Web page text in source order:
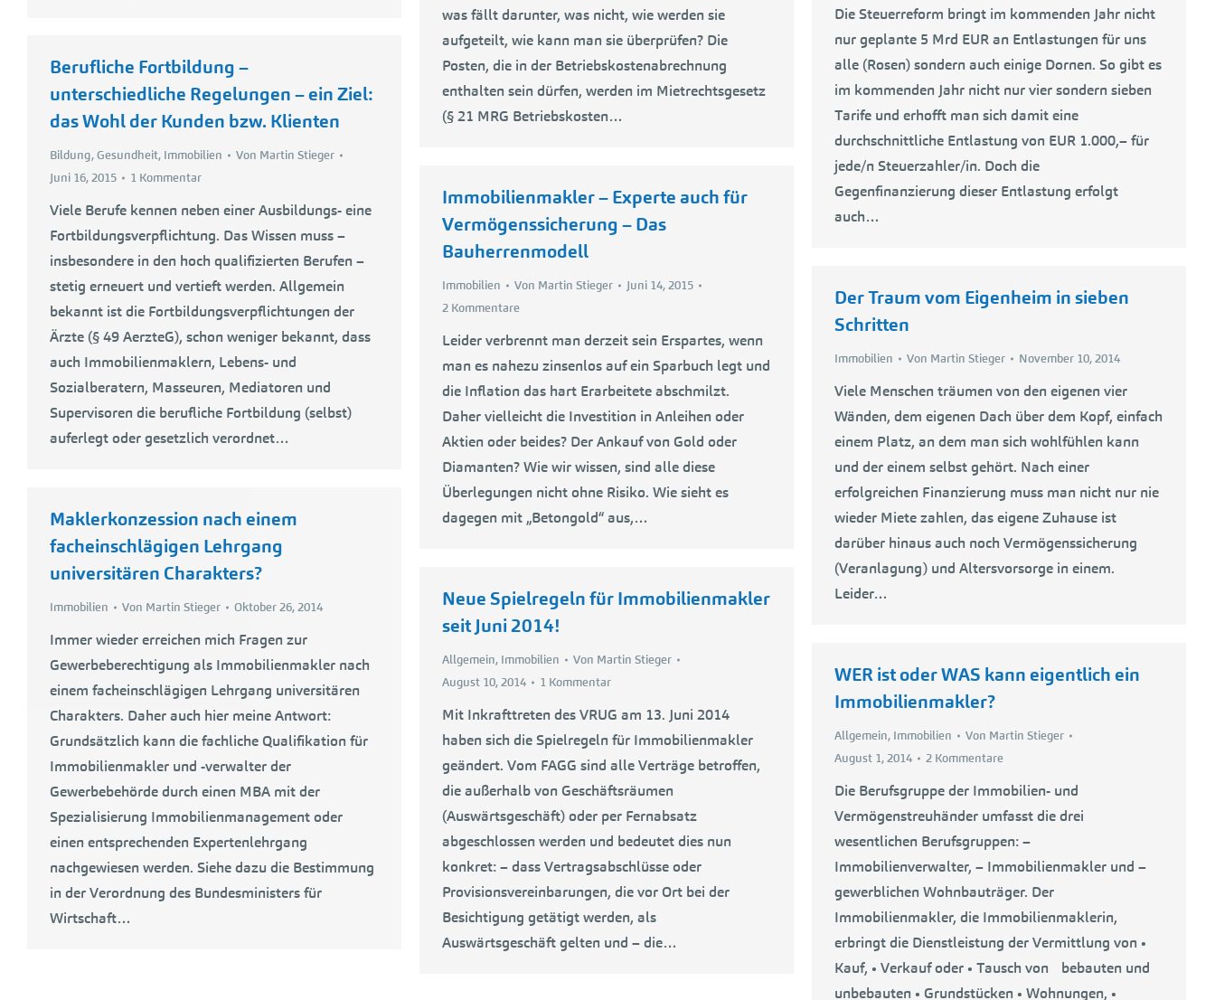
Die Steuerreform bringt im kommenden Jahr nicht
nur geplante 5 Mrd EUR an Entlastungen für uns
alle (Rosen) sondern auch einige Dornen. So gibt es
im kommenden Jahr nicht nur vier sondern sieben
Tarife und erhofft man sich damit eine
durchschnittliche Entlastung von EUR 1.000,– für
jede/n Steuerzahler/in. Doch die
Gegenfinanzierung dieser Entlastung erfolgt
auch…
was fällt darunter, was nicht, wie werden sie
aufgeteilt, wie kann man sie überprüfen? Die
Posten, die in der Betriebskostenabrechnung
enthalten sein dürfen, werden im Mietrechtsgesetz
(§ 21 MRG Betriebskosten…
Berufliche Fortbildung –
unterschiedliche Regelungen – ein Ziel:
das Wohl der Kunden bzw. Klienten
Bildung,Gesundheit, Immobilien Von Martin Stieger
Juni 16, 2015
1 Kommentar
Viele Berufe kennen neben einer Ausbildungs- eine
Fortbildungsverpflichtung. Das Wissen muss –
insbesondere in den hoch qualifizierten Berufen –
stetig erneuert und vertieft werden. Allgemein
bekannt ist die Fortbildungsverpflichtungen der
Ärzte (§ 49 AerzteG), schon weniger bekannt, dass
auch Immobilienmaklern, Lebens- und
Sozialberatern, Masseuren, Mediatoren und
Supervisoren die berufliche Fortbildung (selbst)
auferlegt oder gesetzlich verordnet…
Immobilienmakler – Experte auch für
Vermögenssicherung – Das
Bauherrenmodell
Immobilien Von Martin Stieger
Juni 14, 2015
2 Kommentare
Leider verbrennt man derzeit sein Erspartes, wenn
man es nahezu zinsenlos auf ein Sparbuch legt und
die Inflation das hart Erarbeitete abschmilzt.
Daher vielleicht die Investition in Anleihen oder
Aktien oder beides? Der Ankauf von Gold oder
Diamanten? Wie wir wissen, sind alle diese
Überlegungen nicht ohne Risiko. Wie sieht es
dagegen mit „Betongold“ aus,…
Der Traum vom Eigenheim in sieben
Schritten
Immobilien Von Martin Stieger November 10, 2014
Viele Menschen träumen von den eigenen vier
Wänden, dem eigenen Dach über dem Kopf, einfach
einem Platz, an dem man sich wohlfühlen kann
und der einem selbst gehört. Nach einer
erfolgreichen Finanzierung muss man nicht nur nie
wieder Miete zahlen, das eigene Zuhause ist
darüber hinaus auch noch Vermögenssicherung
(Veranlagung) und Altersvorsorge in einem.
Leider…
Maklerkonzession nach einem
facheinschlägigen Lehrgang
universitären Charakters?
Immobilien Von Martin Stieger Oktober 26, 2014
Immer wieder erreichen mich Fragen zur
Gewerbeberechtigung als Immobilienmakler nach
einem facheinschlägigen Lehrgang universitären
Charakters. Daher auch hier meine Antwort:
Grundsätzlich kann die fachliche Qualifikation für
Immobilienmakler und -verwalter der
Gewerbebehörde durch einen MBA mit der
Spezialisierung Immobilienmanagement oder
einen entsprechenden Expertenlehrgang
nachgewiesen werden. Siehe dazu die Bestimmung
in der Verordnung des Bundesministers für
Wirtschaft…
Neue Spielregeln für Immobilienmakler
seit Juni 2014!
Allgemein, Immobilien Von Martin Stieger
August 10, 2014
1 Kommentar
Mit Inkrafttreten des VRUG am 13. Juni 2014
haben sich die Spielregeln für Immobilienmakler
geändert. Vom FAGG sind alle Verträge betroffen,
die außerhalb von Geschäftsräumen
(Auswärtsgeschäft) oder per Fernabsatz
abgeschlossen werden und bedeutet dies nun
konkret: – dass Vertragsabschlüsse oder
Provisionsvereinbarungen, die vor Ort bei der
Besichtigung getätigt werden, als
Auswärtsgeschäft gelten und – die…
WER ist oder WAS kann eigentlich ein
Immobilienmakler?
Allgemein, Immobilien Von Martin Stieger
August 1, 2014
2 Kommentare
Die Berufsgruppe der Immobilien- und
Vermögenstreuhänder umfasst die drei
wesentlichen Berufsgruppen: –
Immobilienverwalter, – Immobilienmakler und –
gewerblichen Wohnbauträger. Der
Immobilienmakler, die Immobilienmaklerin,
erbringt die Dienstleistung der Vermittlung von •
Kauf, • Verkauf oder • Tausch von bebauten und
unbebauten • Grundstücken • Wohnungen, •